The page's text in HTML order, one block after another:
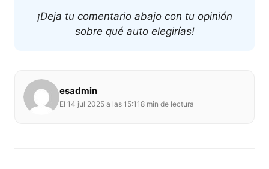
¡Deja tu comentario abajo con tu opinión
sobre qué auto elegirías!
esadmin
El 14 jul 2025 a las 15:118 min de lectura